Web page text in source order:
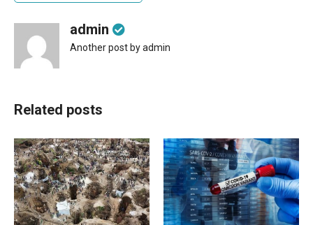
admin
Another post by admin
Related posts